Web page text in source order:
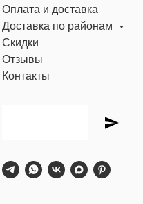
Оплата и доставка
Доставка по районам
Скидки
Отзывы
Контакты